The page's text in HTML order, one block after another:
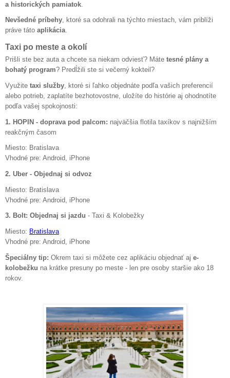
a historických pamiatok
Nevšedné príbehy, ktoré sa odohrali na týchto miestach, vám priblíži
práve táto aplikácia.
Taxi po meste a okolí
Prišli ste bez auta a chcete sa niekam odviesť? Máte tesné plány a
bohatý program? Predĺžili ste si večerný kokteil?
Využite taxi služby, ktoré si ľahko objednáte podľa vašich preferencií
alebo potrieb, zaplatíte bezhotovostne, uložíte do histórie aj ohodnotíte
podľa vašej spokojnosti:
1. HOPIN - doprava pod palcom: najväčšia flotila taxíkov s najnižším
reakčným časom
Miesto: Bratislava
Vhodné pre: Android, iPhone
2. Uber - Objednaj si odvoz
Miesto: Bratislava
Vhodné pre: Android, iPhone
3. Bolt: Objednaj si jazdu - Taxi & Kolobežky
Miesto: Bratislava
Vhodné pre: Android, iPhone
Špeciálny tip: Okrem taxi si môžete cez aplikáciu objednať aj e-
kolobežku na krátke presuny po meste - len pre osoby staršie ako 18
rokov.